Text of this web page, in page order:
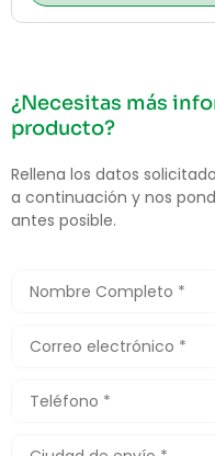
¿Necesitas más
producto?
Rellena los datos
a continuación y nos
antes posible.